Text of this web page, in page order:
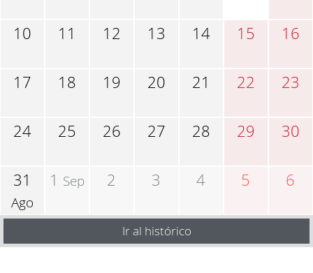
10 11 12 13 14 15 16
17 18 19 20 21 22 23
24 25 26 27 28 29 30
31
Ago
1 Sep 2 3 4 5 6
Ir al histórico